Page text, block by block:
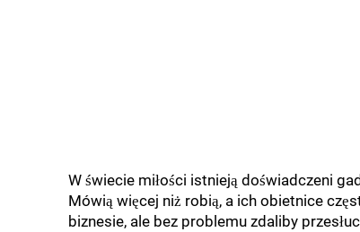
W świecie miłości istnieją doświadczeni
Mówią więcej niż robią, a ich obietnice
biznesie, ale bez problemu zdaliby